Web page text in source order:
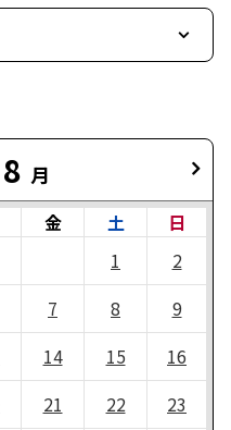
8 月
金 土
日
1
2
7 8
9
14 15
16
21 22
23